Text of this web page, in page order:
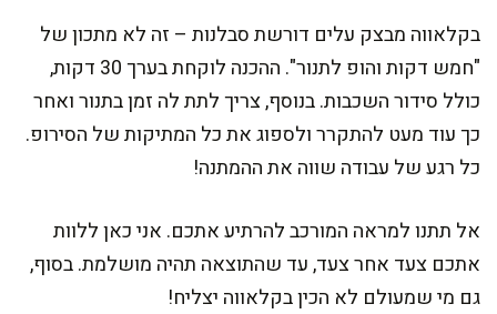
בקלאווה מבצק עלים דורשת סבלנות – זה לא מתכון של
"חמש דקות והופ לתנור". ההכנה לוקחת בערך 30 דקות,
כולל סידור השכבות. בנוסף, צריך לתת לה זמן בתנור ואחר
כך עוד מעט להתקרר ולספוג את כל המתיקות של הסירופ.
כל רגע של עבודה שווה את ההמתנה!
אל תתנו למראה המורכב להרתיע אתכם. אני כאן ללוות
אתכם צעד אחר צעד, עד שהתוצאה תהיה מושלמת. בסוף,
גם מי שמעולם לא הכין בקלאווה יצליח!